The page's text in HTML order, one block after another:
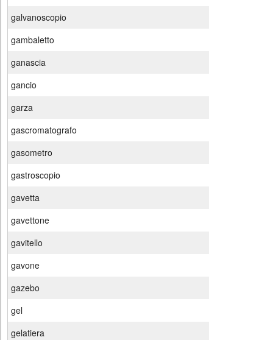
galvanoscopio
gambaletto
ganascia
gancio
garza
gascromatografo
gasometro
gastroscopio
gavetta
gavettone
gavitello
gavone
gazebo
gel
gelatiera